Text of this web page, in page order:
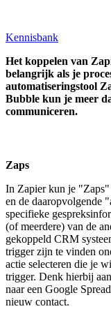
Kennisbank
Het koppelen van
belangrijk als je
automatiseringstool
Bubble kun je meer
communiceren.
Zaps
In Zapier kun je
en de daaropvolgende
specifieke
(of meerdere) van de
gekoppeld CRM
trigger zijn te vinden
actie selecteren die je
trigger. Denk hierbij
naar een Google
nieuw contact.